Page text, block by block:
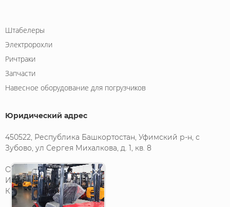
Штабелеры
Электророхли
Ричтраки
Запчасти
Навесное оборудование для погрузчиков
Юридический адрес
450522, Республика Башкортостан, Уфимский р-н, с
Зубово, ул Сергея Михалкова, д. 1, кв. 8
ООО «БАД»
ИНН 0274951343
КПП 027201001